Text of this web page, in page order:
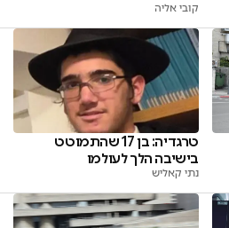
קובי אליה
טרגדיה: בן 17 שהתמוטט
בישיבה הלך לעולמו
נתי קאליש